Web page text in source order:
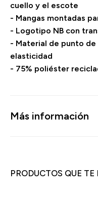
cuello y el escote
- Mangas montadas
- Logotipo NB con
- Material de punto
elasticidad
- 75% poliéster
Más información
PRODUCTOS QUE